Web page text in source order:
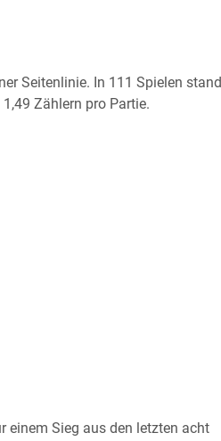
Seitenlinie. In 111 Spielen stand
Zählern pro Partie.
einem Sieg aus den letzten acht